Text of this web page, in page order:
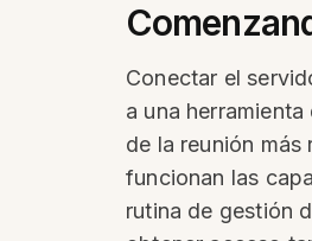
Conectar el
a una
de la reunión
funcionan las
rutina de gestión